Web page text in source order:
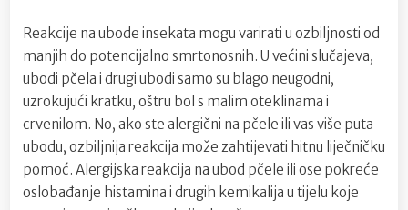
Reakcije na ubode insekata mogu varirati u ozbiljnosti od
manjih do potencijalno smrtonosnih. U većini slučajeva,
ubodi pčela i drugi ubodi samo su blago neugodni,
uzrokujući kratku, oštru bol s malim oteklinama i
crvenilom. No, ako ste alergični na pčele ili vas više puta
ubodu, ozbiljnija reakcija može zahtijevati hitnu liječničku
pomoć. Alergijska reakcija na ubod pčele ili ose pokreće
oslobađanje histamina i drugih kemikalija u tijelu koje